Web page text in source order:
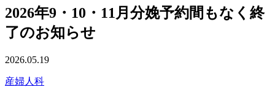
2026年9・10・11月分娩予約間もなく終
了のお知らせ
2026.05.19
産婦人科